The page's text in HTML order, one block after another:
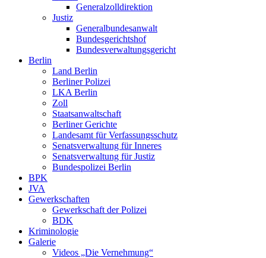
Generalzolldirektion
Justiz
Generalbundesanwalt
Bundesgerichtshof
Bundesverwaltungsgericht
Berlin
Land Berlin
Berliner Polizei
LKA Berlin
Zoll
Staatsanwaltschaft
Berliner Gerichte
Landesamt für Verfassungsschutz
Senatsverwaltung für Inneres
Senatsverwaltung für Justiz
Bundespolizei Berlin
BPK
JVA
Gewerkschaften
Gewerkschaft der Polizei
BDK
Kriminologie
Galerie
Videos „Die Vernehmung“